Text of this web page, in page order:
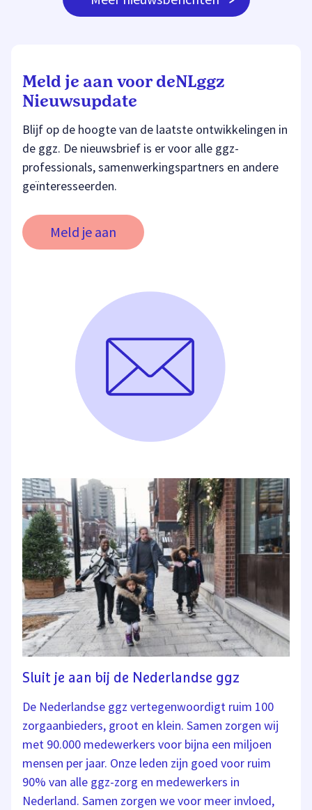
Meld je aan voor deNLggz
Nieuwsupdate
Blijf op de hoogte van de laatste ontwikkelingen in
de ggz. De nieuwsbrief is er voor alle ggz-
professionals, samenwerkingspartners en andere
geïnteresseerden.
Meld je aan
Meld je aan voor deNLggz Nieuwsupdate
Sluit je aan bij de Nederlandse ggz
De Nederlandse ggz vertegenwoordigt ruim 100
zorgaanbieders, groot en klein. Samen zorgen wij
met 90.000 medewerkers voor bijna een miljoen
mensen per jaar. Onze leden zijn goed voor ruim
90% van alle ggz-zorg en medewerkers in
Nederland. Samen zorgen we voor meer invloed,